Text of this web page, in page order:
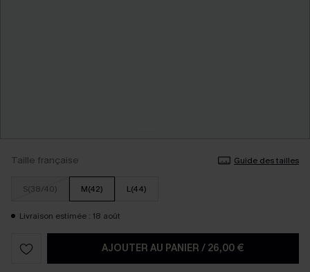
Taille française Guide des tailles
S(38/40) M(42) L(44)
Livraison estimée : 18 août
AJOUTER AU PANIER / 26,00 €